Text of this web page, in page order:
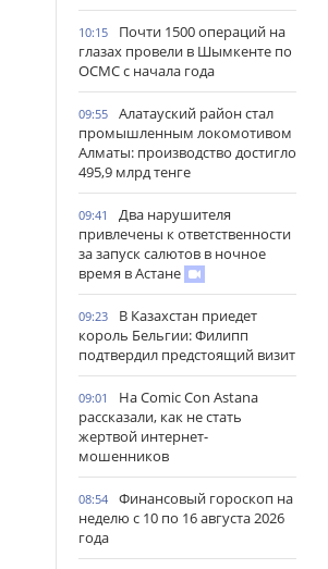
10:15
Почти 1500 операций на
глазах провели в Шымкенте по
ОСМС с начала года
09:55
Алатауский район стал
промышленным локомотивом
Алматы: производство достигло
495,9 млрд тенге
09:41
Два нарушителя
привлечены к ответственности
за запуск салютов в ночное
время в Астане
09:23
В Казахстан приедет
король Бельгии: Филипп
подтвердил предстоящий визит
09:01
На Comic Con Astana
рассказали, как не стать
жертвой интернет-
мошенников
08:54
Финансовый гороскоп на
неделю с 10 по 16 августа 2026
года